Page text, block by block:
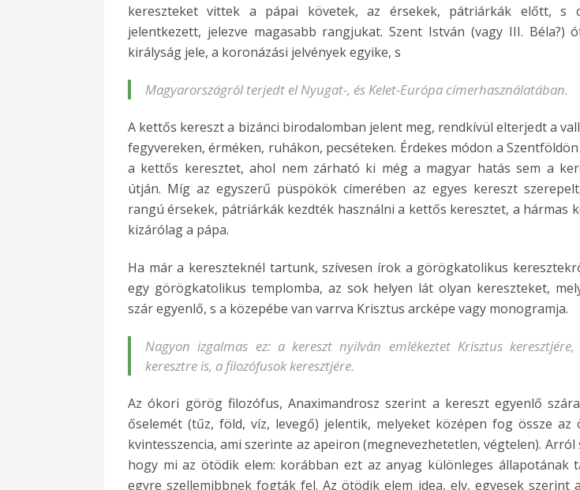
kereszteket vittek a pápai követek, az érsekek, pátriárkák előtt, s
jelentkezett, jelezve magasabb rangjukat. Szent István (vagy III. Béla?)
királyság jele, a koronázási jelvények egyike, s
Magyarországról terjedt el Nyugat-, és Kelet-Európa címerhasználatában.
A kettős kereszt a bizánci birodalomban jelent meg, rendkívül elterjedt a
fegyvereken, érméken, ruhákon, pecséteken. Érdekes módon a
a kettős keresztet, ahol nem zárható ki még a magyar hatás sem a
útján. Míg az egyszerű püspökök címerében az egyes kereszt
rangú érsekek, pátriárkák kezdték használni a kettős keresztet, a hármas
kizárólag a pápa.
Ha már a kereszteknél tartunk, szívesen írok a görögkatolikus
egy görögkatolikus templomba, az sok helyen lát olyan kereszteket,
szár egyenlő, s a közepébe van varrva Krisztus arcképe vagy monogramja.
Nagyon izgalmas ez: a kereszt nyilván emlékeztet Krisztus
keresztre is, a filozófusok keresztjére.
Az ókori görög filozófus, Anaximandrosz szerint a kereszt egyenlő
őselemét (tűz, föld, víz, levegő) jelentik, melyeket középen fog össze az
kvintesszencia, ami szerinte az apeiron (megnevezhetetlen, végtelen).
hogy mi az ötödik elem: korábban ezt az anyag különleges állapotának
egyre szellemibbnek fogták fel. Az ötödik elem idea, elv, egyesek szerint